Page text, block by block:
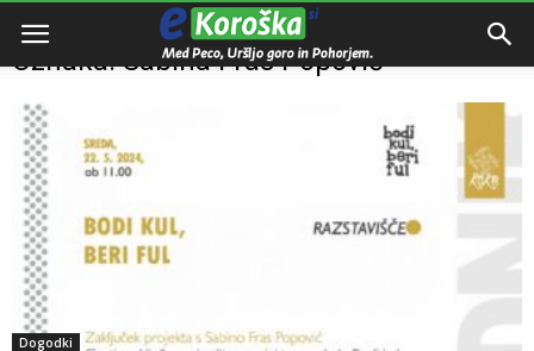
Domov Sabina Fras Popović
Oznaka: Sabina Fras Popović
Dogodki